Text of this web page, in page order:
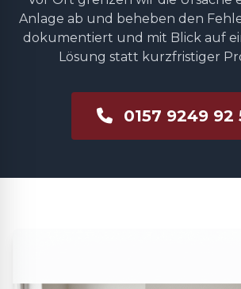
Anlage ab und beheben den
dokumentiert und mit Blick auf
Lösung statt kurzfristiger
0157 9249 92